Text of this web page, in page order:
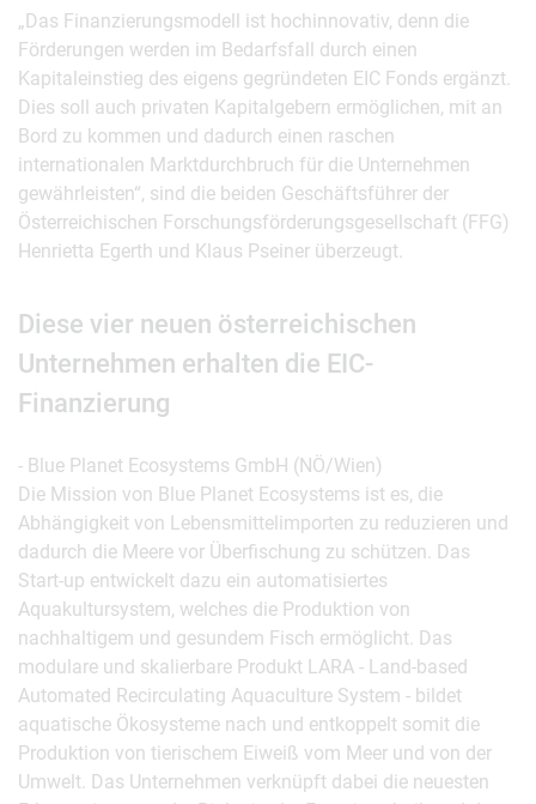
„Das Finanzierungsmodell ist hochinnovativ, denn die
Förderungen werden im Bedarfsfall durch einen
Kapitaleinstieg des eigens gegründeten EIC Fonds ergänzt.
Dies soll auch privaten Kapitalgebern ermöglichen, mit an
Bord zu kommen und dadurch einen raschen
internationalen Marktdurchbruch für die Unternehmen
gewährleisten“, sind die beiden Geschäftsführer der
Österreichischen Forschungsförderungsgesellschaft (FFG)
Henrietta Egerth und Klaus Pseiner überzeugt.
Diese vier neuen österreichischen
Unternehmen erhalten die EIC-
Finanzierung
- Blue Planet Ecosystems GmbH (NÖ/Wien)
Die Mission von Blue Planet Ecosystems ist es, die
Abhängigkeit von Lebensmittelimporten zu reduzieren und
dadurch die Meere vor Überfischung zu schützen. Das
Start-up entwickelt dazu ein automatisiertes
Aquakultursystem, welches die Produktion von
nachhaltigem und gesundem Fisch ermöglicht. Das
modulare und skalierbare Produkt LARA - Land-based
Automated Recirculating Aquaculture System - bildet
aquatische Ökosysteme nach und entkoppelt somit die
Produktion von tierischem Eiweiß vom Meer und von der
Umwelt. Das Unternehmen verknüpft dabei die neuesten